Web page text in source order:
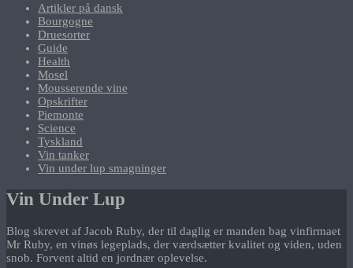
Artikler på dansk
Bourgogne
Druesorter
Guide
Health
Mosel
Mousserende vine
Opskrifter
Piemonte
Science
Tyskland
Vin tanker
Vin under lup smagninger
Vin Under Lup
Blog skrevet af Jacob Ruby, der til daglig er manden bag vinfirmaet
Mr Ruby, en vinøs legeplads, der værdsætter kvalitet og viden, uden
snob. Forvent altid en jordnær oplevelse.